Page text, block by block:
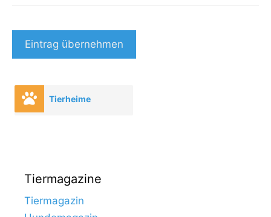
Eintrag übernehmen
Tierheime
Tiermagazine
Tiermagazin